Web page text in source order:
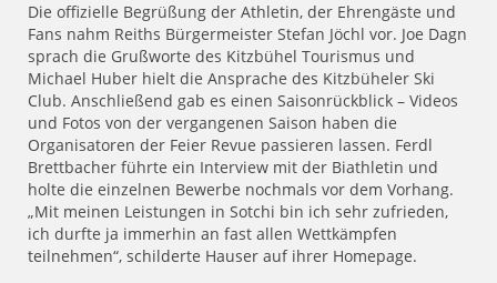
Die offizielle Begrüßung der Athletin, der Ehrengäste und
Fans nahm Reiths Bürgermeister Stefan Jöchl vor. Joe Dagn
sprach die Grußworte des Kitzbühel Tourismus und
Michael Huber hielt die Ansprache des Kitzbüheler Ski
Club. Anschließend gab es einen Saisonrückblick – Videos
und Fotos von der vergangenen Saison haben die
Organisatoren der Feier Revue passieren lassen. Ferdl
Brettbacher führte ein Interview mit der Biathletin und
holte die einzelnen Bewerbe nochmals vor dem Vorhang.
„Mit meinen Leistungen in Sotchi bin ich sehr zufrieden,
ich durfte ja immerhin an fast allen Wettkämpfen
teilnehmen“, schilderte Hauser auf ihrer Homepage.